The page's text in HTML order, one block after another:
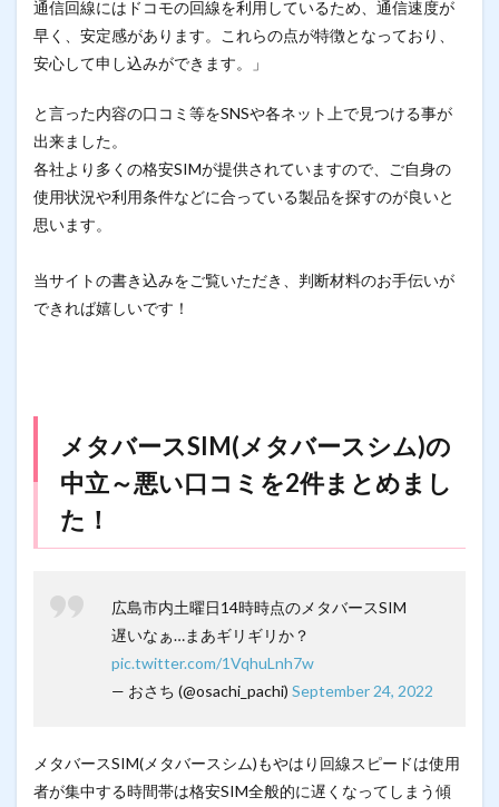
通信回線にはドコモの回線を利用しているため、通信速度が
早く、安定感があります。これらの点が特徴となっており、
安心して申し込みができます。」
と言った内容の口コミ等をSNSや各ネット上で見つける事が
出来ました。
各社より多くの格安SIMが提供されていますので、ご自身の
使用状況や利用条件などに合っている製品を探すのが良いと
思います。
当サイトの書き込みをご覧いただき、判断材料のお手伝いが
できれば嬉しいです！
メタバースSIM(メタバースシム)の
中立～悪い口コミを2件まとめまし
た！
広島市内土曜日14時時点のメタバースSIM
遅いなぁ…まあギリギリか？
pic.twitter.com/1VqhuLnh7w
— おさち (@osachi_pachi) September 24, 2022
メタバースSIM(メタバースシム)もやはり回線スピードは使用
者が集中する時間帯は格安SIM全般的に遅くなってしまう傾